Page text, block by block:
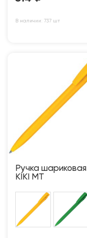
В наличии: 737 шт
Ручка шариковая
KIKI MT